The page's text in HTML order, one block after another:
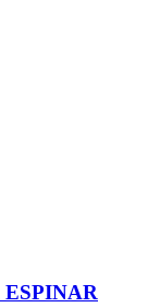
ESPINAR